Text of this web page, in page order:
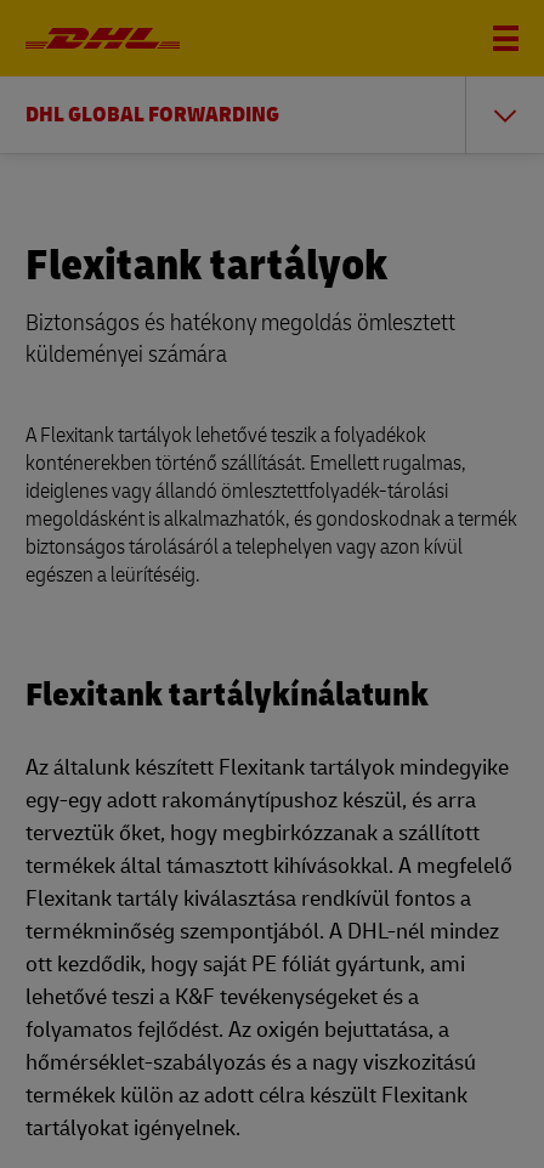
DHL GLOBAL FORWARDING
Flexitank tartályok
Biztonságos és hatékony megoldás ömlesztett
küldeményei számára
A Flexitank tartályok lehetővé teszik a folyadékok
konténerekben történő szállítását. Emellett rugalmas,
ideiglenes vagy állandó ömlesztettfolyadék-tárolási
megoldásként is alkalmazhatók, és gondoskodnak a termék
biztonságos tárolásáról a telephelyen vagy azon kívül
egészen a leürítéséig.
Flexitank tartálykínálatunk
Az általunk készített Flexitank tartályok mindegyike
egy-egy adott rakománytípushoz készül, és arra
terveztük őket, hogy megbirkózzanak a szállított
termékek által támasztott kihívásokkal. A megfelelő
Flexitank tartály kiválasztása rendkívül fontos a
termékminőség szempontjából. A DHL-nél mindez
ott kezdődik, hogy saját PE fóliát gyártunk, ami
lehetővé teszi a K&F tevékenységeket és a
folyamatos fejlődést. Az oxigén bejuttatása, a
hőmérséklet-szabályozás és a nagy viszkozitású
termékek külön az adott célra készült Flexitank
tartályokat igényelnek.